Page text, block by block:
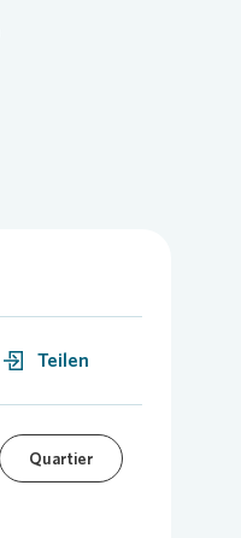
Teilen
Quartier